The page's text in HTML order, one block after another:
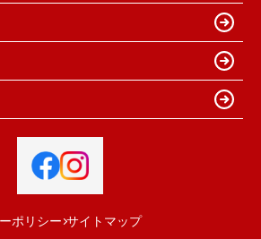
ポリシー サイトマップ